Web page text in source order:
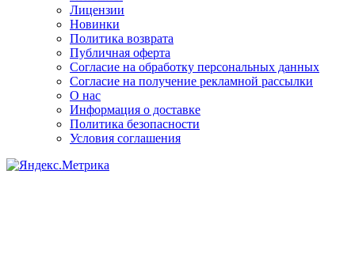
Лицензии
Новинки
Политика возврата
Публичная оферта
Согласие на обработку персональных данных
Согласие на получение рекламной рассылки
О нас
Информация о доставке
Политика безопасности
Условия соглашения